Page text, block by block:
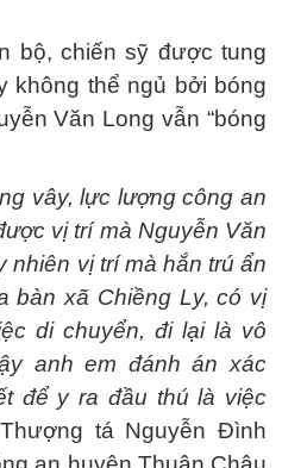
bộ, chiến sỹ được tung
không thể ngủ bởi bóng
Văn Long vẫn “bóng
vây, lực lượng công an
vị trí mà Nguyễn Văn
nhiên vị trí mà hắn trú ẩn
bàn xã Chiềng Ly, có vị
di chuyển, đi lại là vô
anh em đánh án xác
để y ra đầu thú là việc
Thượng tá Nguyễn Đình